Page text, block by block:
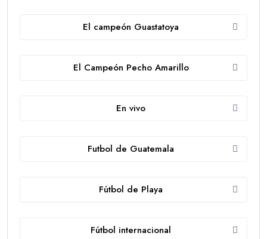
El campeón Guastatoya
El Campeón Pecho Amarillo
En vivo
Futbol de Guatemala
Fútbol de Playa
Fútbol internacional